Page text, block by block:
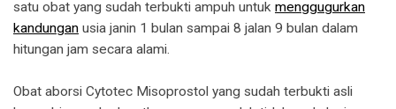
satu obat yang sudah terbukti ampuh untuk menggugurkan
kandungan usia janin 1 bulan sampai 8 jalan 9 bulan dalam
hitungan jam secara alami.
Obat aborsi Cytotec Misoprostol yang sudah terbukti asli